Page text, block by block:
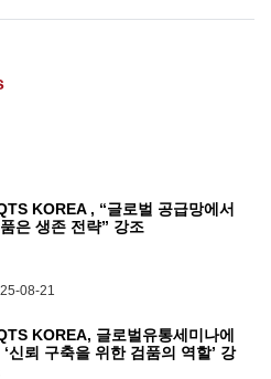
KOREA , “글로벌 공급망에서
은 생존 전략” 강조
08-21
KOREA, 글로벌유통세미나에
‘신뢰 구축을 위한 검품의 역할’ 강